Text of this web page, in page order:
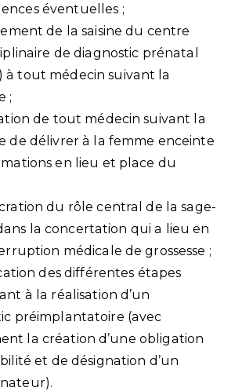
éventuelles ;
de la saisine du centre
de diagnostic prénatal
à tout médecin suivant la
;
de tout médecin suivant la
de délivrer à la femme enceinte
en lieu et place du
du rôle central de la sage-
la concertation qui a lieu en
médicale de grossesse ;
des différentes étapes
à la réalisation d’un
préimplantatoire (avec
la création d’une obligation
et de désignation d’un